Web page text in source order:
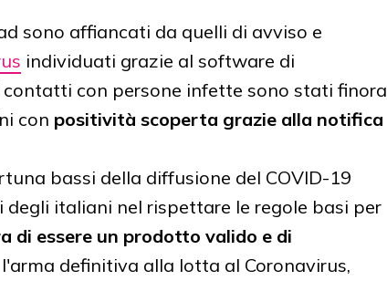
sono affiancati da quelli di avviso e
individuati grazie al software di
contatti con persone infette sono stati finora
con positività scoperta grazie alla notifica
bassi della diffusione del COVID-19
italiani nel rispettare le regole basi per
di essere un prodotto valido e di
definitiva alla lotta al Coronavirus,